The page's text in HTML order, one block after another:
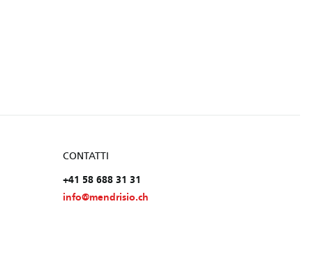
CONTATTI
+41 58 688 31 31
info@mendrisio.ch